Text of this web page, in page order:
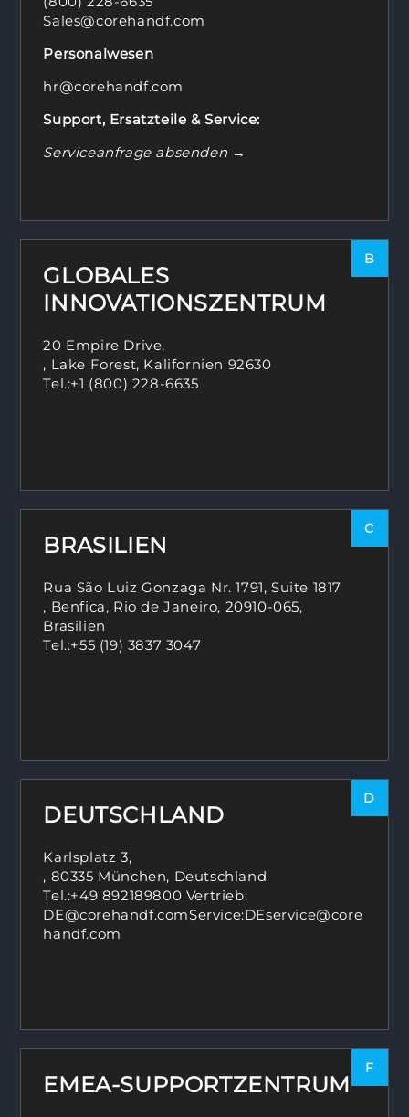
Sales@corehandf.com
Personalwesen
hr@corehandf.com
Support, Ersatzteile & Service:
Serviceanfrage absenden →
B
GLOBALES
INNOVATIONSZENTRUM
20 Empire Drive,
, Lake Forest, Kalifornien 92630
Tel.:+1 (800) 228-6635
C
BRASILIEN
Rua São Luiz Gonzaga Nr. 1791, Suite 1817
, Benfica, Rio de Janeiro, 20910-065,
Brasilien
Tel.:+55 (19) 3837 3047
D
DEUTSCHLAND
Karlsplatz 3,
, 80335 München, Deutschland
Tel.:+49 892189800 Vertrieb:
DE@corehandf.comService:DEservice@core
handf.com
F
EMEA-SUPPORTZENTRUM